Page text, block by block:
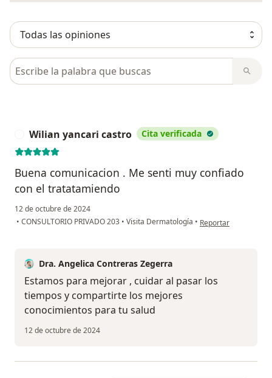
Busca en opiniones
Wilian yancari castro Cita verificada
Buena comunicacion . Me senti muy confiado
con el tratatamiendo
12 de octubre de 2024
• CONSULTORIO PRIVADO 203 • Visita Dermatología • en opinión del
Reportar
Dra. Angelica Contreras Zegerra
Estamos para mejorar , cuidar al pasar los
tiempos y compartirte los mejores
conocimientos para tu salud
12 de octubre de 2024